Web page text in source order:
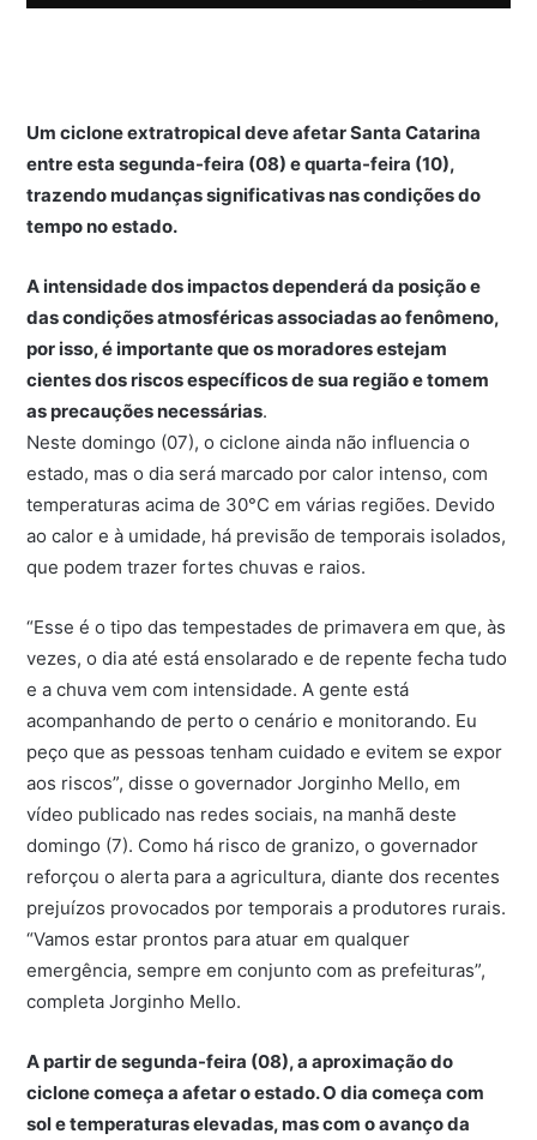
Um ciclone extratropical deve afetar Santa Catarina
entre esta segunda-feira (08) e quarta-feira (10),
trazendo mudanças significativas nas condições do
tempo no estado.
A intensidade dos impactos dependerá da posição e
das condições atmosféricas associadas ao fenômeno,
por isso, é importante que os moradores estejam
cientes dos riscos específicos de sua região e tomem
as precauções necessárias.
Neste domingo (07), o ciclone ainda não influencia o
estado, mas o dia será marcado por calor intenso, com
temperaturas acima de 30°C em várias regiões. Devido
ao calor e à umidade, há previsão de temporais isolados,
que podem trazer fortes chuvas e raios.
“Esse é o tipo das tempestades de primavera em que, às
vezes, o dia até está ensolarado e de repente fecha tudo
e a chuva vem com intensidade. A gente está
acompanhando de perto o cenário e monitorando. Eu
peço que as pessoas tenham cuidado e evitem se expor
aos riscos”, disse o governador Jorginho Mello, em
vídeo publicado nas redes sociais, na manhã deste
domingo (7). Como há risco de granizo, o governador
reforçou o alerta para a agricultura, diante dos recentes
prejuízos provocados por temporais a produtores rurais.
“Vamos estar prontos para atuar em qualquer
emergência, sempre em conjunto com as prefeituras”,
completa Jorginho Mello.
A partir de segunda-feira (08), a aproximação do
ciclone começa a afetar o estado. O dia começa com
sol e temperaturas elevadas, mas com o avanço da